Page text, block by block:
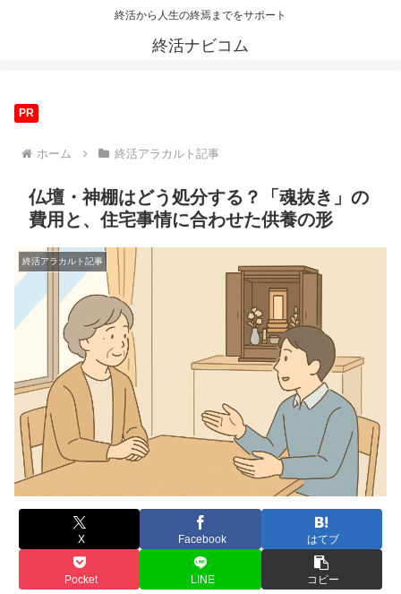
終活から人生の終焉までをサポート
終活ナビコム
PR
ホーム 終活アラカルト記事
仏壇・神棚はどう処分する？「魂抜き」の
費用と、住宅事情に合わせた供養の形
終活アラカルト記事
X Facebook はてブ
Pocket LINE コピー